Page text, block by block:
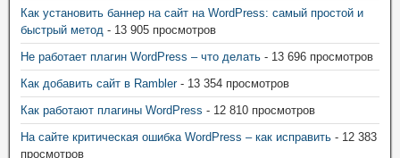
Как установить баннер на сайт на WordPress: самый простой и
быстрый метод - 13 905 просмотров
Не работает плагин WordPress – что делать - 13 696 просмотров
Как добавить сайт в Rambler- 13 354 просмотров
Как работают плагины WordPress - 12 810 просмотров
На сайте критическая ошибка WordPress – как исправить - 12 383
просмотров